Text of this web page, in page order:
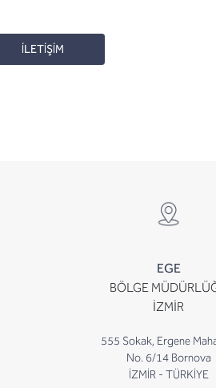
İLETİŞİM
EGE
BÖLGE
İZMİR
555 Sokak, Ergene
No. 6/14 Bornova
İZMİR - TÜRKİYE